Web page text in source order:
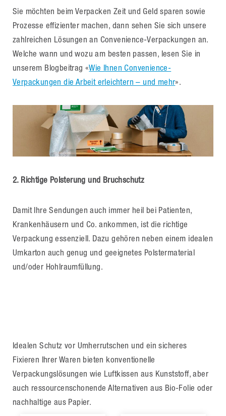
Sie möchten beim Verpacken Zeit und Geld sparen sowie
Prozesse effizienter machen, dann sehen Sie sich unsere
zahlreichen Lösungen an Convenience-Verpackungen an.
Welche wann und wozu am besten passen, lesen Sie in
unserem Blogbeitrag «Wie Ihnen Convenience-
Verpackungen die Arbeit erleichtern – und mehr».
2. Richtige Polsterung und Bruchschutz
Damit Ihre Sendungen auch immer heil bei Patienten,
Krankenhäusern und Co. ankommen, ist die richtige
Verpackung essenziell. Dazu gehören neben einem idealen
Umkarton auch genug und geeignetes Polstermaterial
und/oder Hohlraumfüllung.
Idealen Schutz vor Umherrutschen und ein sicheres
Fixieren Ihrer Waren bieten konventionelle
Verpackungslösungen wie Luftkissen aus Kunststoff, aber
auch ressourcenschonende Alternativen aus Bio-Folie oder
nachhaltige aus Papier.